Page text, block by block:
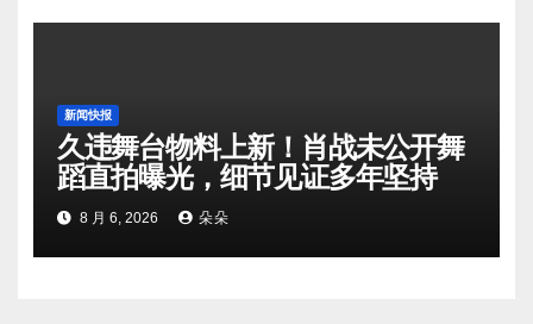
新闻快报
久违舞台物料上新！肖战未公开舞
蹈直拍曝光，细节见证多年坚持
8 月 6, 2026 朵朵